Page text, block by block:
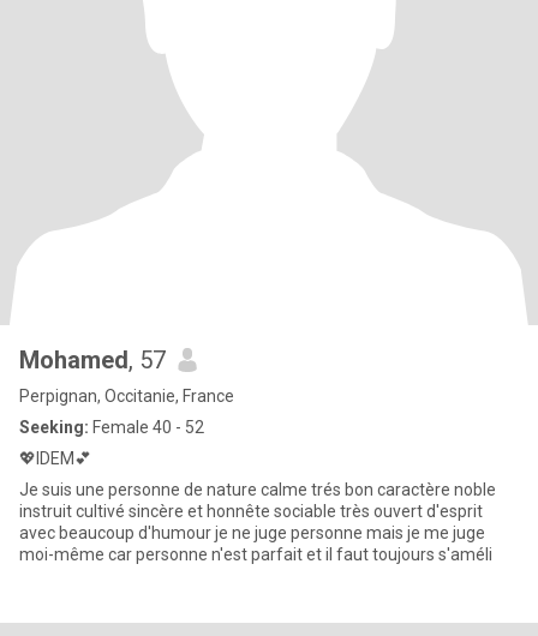
Mohamed, 57
Perpignan, Occitanie, France
Seeking: Female 40 - 52
💖IDEM💕
Je suis une personne de nature calme trés bon caractère noble
instruit cultivé sincère et honnête sociable très ouvert d'esprit
avec beaucoup d'humour je ne juge personne mais je me juge
moi-même car personne n'est parfait et il faut toujours s'améli